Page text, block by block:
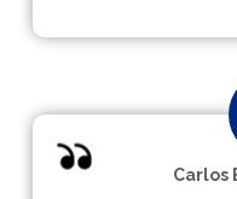
Carlos